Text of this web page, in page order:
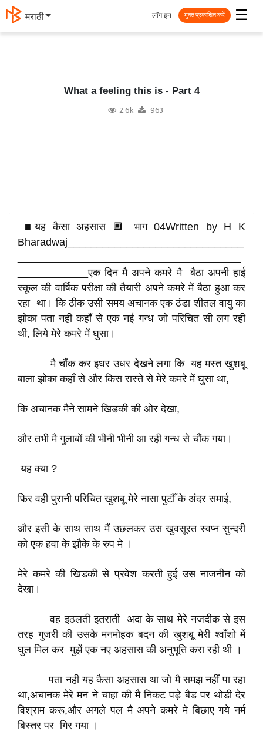
தமிழ் ☰
लॉग इन मुक्त प्रकाशित करें
What a feeling this is - Part 4
2.6k 963
■यह कैसा अहसास 🔲 भाग 04Written by H K
Bharadwaj______________________________
____________एक दिन मै अपने कमरे मै बैठा अपनी हाई
स्कूल की वार्षिक परीक्षा की तैयारी अपने कमरे में बैठा हुआ कर
रहा था। कि ठीक उसी समय अचानक एक ठंडा शीतल वायु का
झोका पता नही कहाँ से एक नई गन्ध जो परिचित सी लग रही
थी, लिये मेरे कमरे में घुसा।
मै चौंक कर इधर उधर देखने लगा कि यह मस्त खुशबू
बाला झोका कहाँ से और किस रास्ते से मेरे कमरे में घुसा था,
कि अचानक मैने सामने खिडकी की ओर देखा,
और तभी मै गुलाबों की भीनी भीनी आ रही गन्ध से चौंक गया।
यह क्या ?
फिर वही पुरानी परिचित खुशबू मेरे नासा पुटौँ के अंदर समाई,
और इसी के साथ साथ मैं उछलकर उस खुवसूरत स्वप्न सुन्दरी
को एक हवा के झौके के रुप मे ।
मेरे कमरे की खिडकी से प्रवेश करती हुई उस नाजनीन को
देखा।
वह इठलती इतराती अदा के साथ मेरे नजदीक से इस
तरह गुजरी की उसके मनमोहक बदन की खुशबू मेरी श्वाँशो में
घुल मिल कर मुझें एक नए अहसास की अनुभूति करा रही थी ।
पता नही यह कैसा अहसास था जो मै समझ नहीं पा रहा
था,अचानक मेरे मन ने चाहा की मै निकट पड़े बैड पर थोडी देर
विश्राम करू,और अगले पल मै अपने कमरे मे बिछाए गये नर्म
बिस्तर पर गिर गया ।